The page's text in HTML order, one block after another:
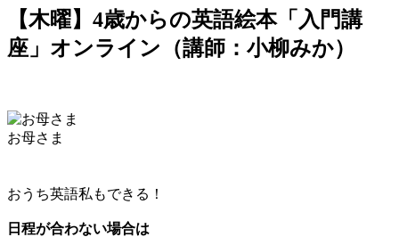
【木曜】4歳からの英語絵本「入門講
座」オンライン（講師：小柳みか）
お母さま
おうち英語私もできる！
日程が合わない場合は